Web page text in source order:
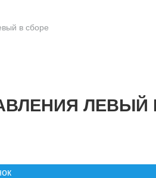
в сборе
ЛЕВЫЙ